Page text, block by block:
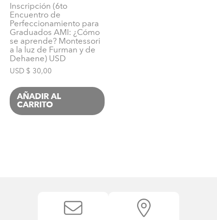
Inscripción (6to
Encuentro de
Perfeccionamiento para
Graduados AMI: ¿Cómo
se aprende? Montessori
a la luz de Furman y de
Dehaene) USD
USD $ 30,00
AÑADIR AL
CARRITO